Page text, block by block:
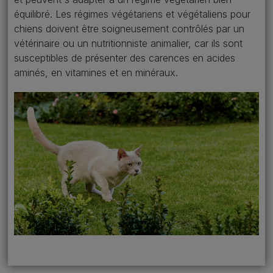
équilibré. Les régimes végétariens et végétaliens pour
chiens doivent être soigneusement contrôlés par un
vétérinaire ou un nutritionniste animalier, car ils sont
susceptibles de présenter des carences en acides
aminés, en vitamines et en minéraux.